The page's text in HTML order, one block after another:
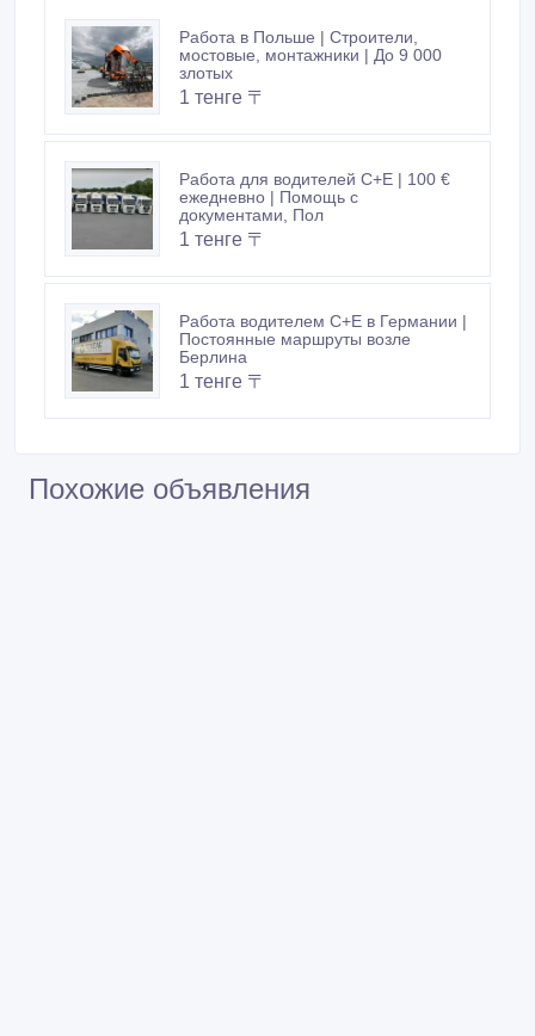
Работа в Польше | Строители,
мостовые, монтажники | До 9 000
злотых
1 тенге 〒
Работа для водителей C+E | 100 €
ежедневно | Помощь с
документами, Пол
1 тенге 〒
Работа водителем C+E в Германии |
Постоянные маршруты возле
Берлина
1 тенге 〒
Похожие объявления